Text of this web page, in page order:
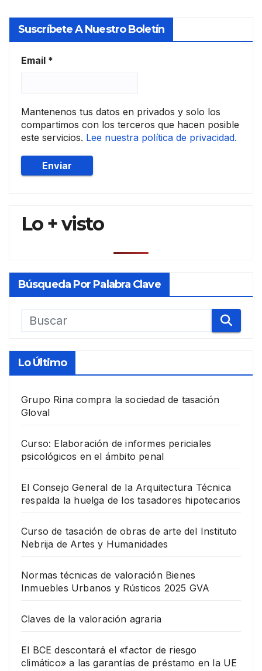
Suscríbete A Nuestro Boletín
Email *
Mantenenos tus datos en privados y solo los
compartimos con los terceros que hacen posible
este servicios. Lee nuestra política de privacidad.
Lo + visto
Búsqueda Por Palabra Clave
Lo Último
Grupo Rina compra la sociedad de tasación
Gloval
Curso: Elaboración de informes periciales
psicológicos en el ámbito penal
El Consejo General de la Arquitectura Técnica
respalda la huelga de los tasadores hipotecarios
Curso de tasación de obras de arte del Instituto
Nebrija de Artes y Humanidades
Normas técnicas de valoración Bienes
Inmuebles Urbanos y Rústicos 2025 GVA
Claves de la valoración agraria
El BCE descontará el «factor de riesgo
climático» a las garantías de préstamo en la UE